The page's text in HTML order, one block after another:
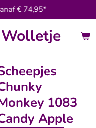
€ 74,95*
1083
Apple